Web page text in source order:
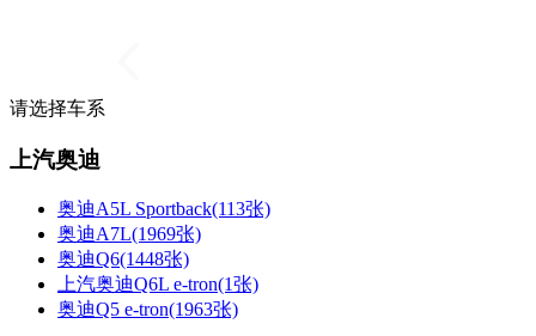
请选择车系
上汽奥迪
奥迪A5L Sportback(113张)
奥迪A7L(1969张)
奥迪Q6(1448张)
上汽奥迪Q6L e-tron(1张)
奥迪Q5 e-tron(1963张)